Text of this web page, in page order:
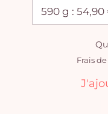
Frais